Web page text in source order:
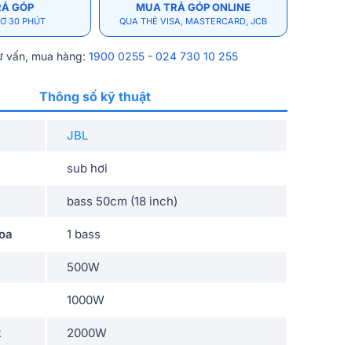
GÓP
30 PHÚT
MUA TRẢ GÓP ONLINE
QUA THẺ VISA, MASTERCARD, JCB
vấn, mua hàng: 1900 0255 - 024 730 10 255
Thông số kỹ thuật
JBL
sub hơi
bass 50cm (18 inch)
1 bass
500W
1000W
2000W